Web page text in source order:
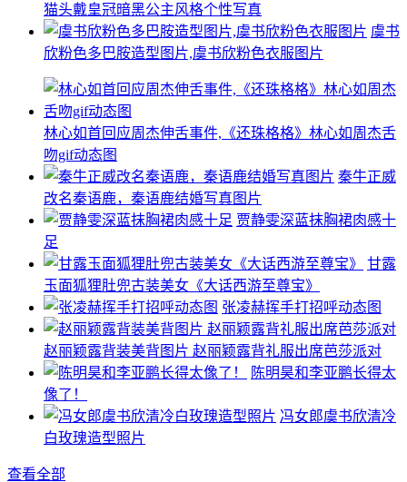
猫头戴皇冠暗黑公主风格个性写真
虞书
欣粉色多巴胺造型图片,虞书欣粉色衣服图片
林心如首回应周杰伸舌事件,《还珠格格》林心如周杰舌
吻gif动态图
秦牛正威
改名秦语鹿，秦语鹿结婚写真图片
贾静雯深蓝抹胸裙肉感十
足
甘露
玉面狐狸肚兜古装美女《大话西游至尊宝》
张凌赫挥手打招呼动态图
赵丽颖露背装美背图片 赵丽颖露背礼服出席芭莎派对
陈明昊和李亚鹏长得太
像了！
冯女郎虞书欣清冷
白玫瑰造型照片
查看全部